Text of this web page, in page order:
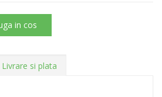
in cos
Livrare si plata